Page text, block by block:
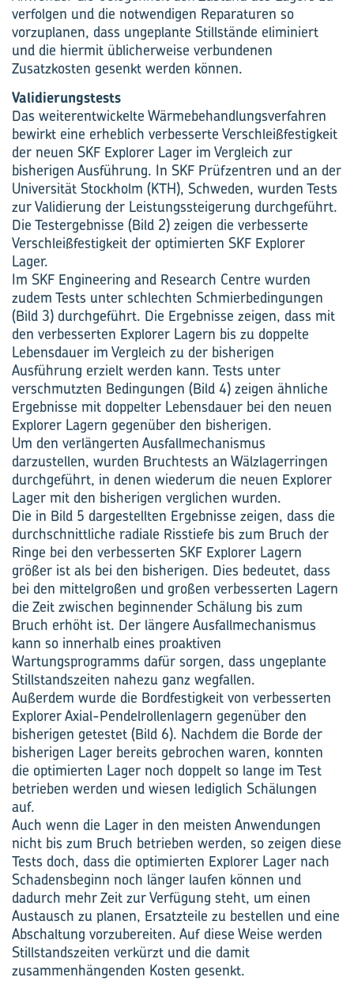
verfolgen und die notwendigen Reparaturen so
vorzuplanen, dass ungeplante Stillstände eliminiert
und die hiermit üblicherweise verbundenen
Zusatzkosten gesenkt werden können.
Validierungstests
Das weiterentwickelte Wärmebehandlungsverfahren
bewirkt eine erheblich verbesserte Verschleißfestigkeit
der neuen SKF Explorer Lager im Vergleich zur
bisherigen Ausführung. In SKF Prüfzentren und an der
Universität Stockholm (KTH), Schweden, wurden Tests
zur Validierung der Leistungssteigerung durchgeführt.
Die Testergebnisse (Bild 2) zeigen die verbesserte
Verschleißfestigkeit der optimierten SKF Explorer
Lager.
Im SKF Engineering and Research Centre wurden
zudem Tests unter schlechten Schmierbedingungen
(Bild 3) durchgeführt. Die Ergebnisse zeigen, dass mit
den verbesserten Explorer Lagern bis zu doppelte
Lebensdauer im Vergleich zu der bisherigen
Ausführung erzielt werden kann. Tests unter
verschmutzten Bedingungen (Bild 4) zeigen ähnliche
Ergebnisse mit doppelter Lebensdauer bei den neuen
Explorer Lagern gegenüber den bisherigen.
Um den verlängerten Ausfallmechanismus
darzustellen, wurden Bruchtests an Wälzlagerringen
durchgeführt, in denen wiederum die neuen Explorer
Lager mit den bisherigen verglichen wurden.
Die in Bild 5 dargestellten Ergebnisse zeigen, dass die
durchschnittliche radiale Risstiefe bis zum Bruch der
Ringe bei den verbesserten SKF Explorer Lagern
größer ist als bei den bisherigen. Dies bedeutet, dass
bei den mittelgroßen und großen verbesserten Lagern
die Zeit zwischen beginnender Schälung bis zum
Bruch erhöht ist. Der längere Ausfallmechanismus
kann so innerhalb eines proaktiven
Wartungsprogramms dafür sorgen, dass ungeplante
Stillstandszeiten nahezu ganz wegfallen.
Außerdem wurde die Bordfestigkeit von verbesserten
Explorer Axial-Pendelrollenlagern gegenüber den
bisherigen getestet (Bild 6). Nachdem die Borde der
bisherigen Lager bereits gebrochen waren, konnten
die optimierten Lager noch doppelt so lange im Test
betrieben werden und wiesen lediglich Schälungen
auf.
Auch wenn die Lager in den meisten Anwendungen
nicht bis zum Bruch betrieben werden, so zeigen diese
Tests doch, dass die optimierten Explorer Lager nach
Schadensbeginn noch länger laufen können und
dadurch mehr Zeit zur Verfügung steht, um einen
Austausch zu planen, Ersatzteile zu bestellen und eine
Abschaltung vorzubereiten. Auf diese Weise werden
Stillstandszeiten verkürzt und die damit
zusammenhängenden Kosten gesenkt.